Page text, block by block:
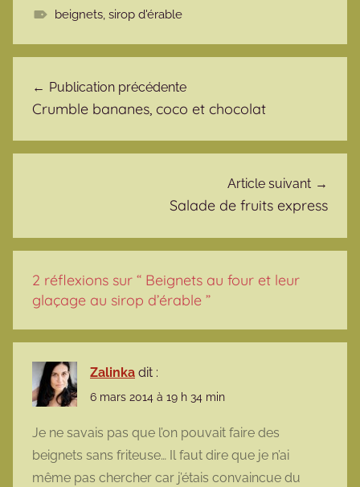
beignets, sirop d'érable
Publication précédente
Crumble bananes, coco et chocolat
Article suivant
Salade de fruits express
2 réflexions sur “ Beignets au four et leur
glaçage au sirop d’érable ”
Zalinka dit :
6 mars 2014 à 19 h 34 min
Je ne savais pas que l’on pouvait faire des
beignets sans friteuse… Il faut dire que je n’ai
même pas chercher car j’étais convaincue du